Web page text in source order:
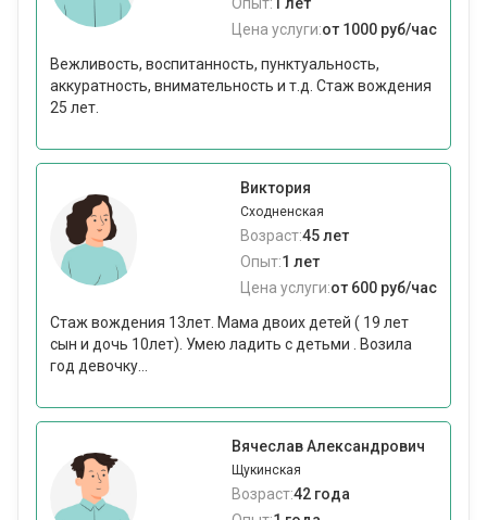
Цена услуги:от 1000 руб/час
Вежливость, воспитанность, пунктуальность,
аккуратность, внимательность и т.д. Стаж вождения
25 лет.
Виктория
Сходненская
Возраст:45 лет
Опыт:1 лет
Цена услуги:от 600 руб/час
Стаж вождения 13лет. Мама двоих детей ( 19 лет
сын и дочь 10лет). Умею ладить с детьми . Возила
год девочку...
Вячеслав Александрович
Щукинская
Возраст:42 года